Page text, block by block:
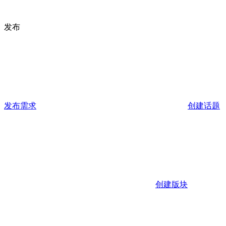
发布
发布需求 创建话题
创建版块